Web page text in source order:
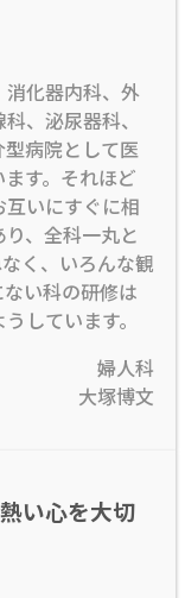
化器内科、外
、泌尿器科、
病院として医
す。それほど
いにすぐに相
、全科一丸と
く、いろんな観
い科の研修は
しています。
婦人科
大塚博文
い心を大切